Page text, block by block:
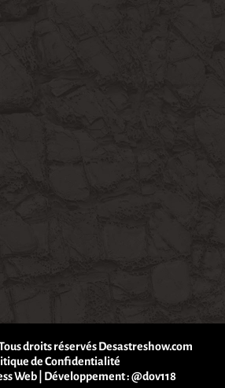
droits réservés Desastreshow.com
de Confidentialité
Web | Développement :@dov118